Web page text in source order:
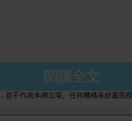
閱讀全文
不代表本網立場。任何機構未經書面